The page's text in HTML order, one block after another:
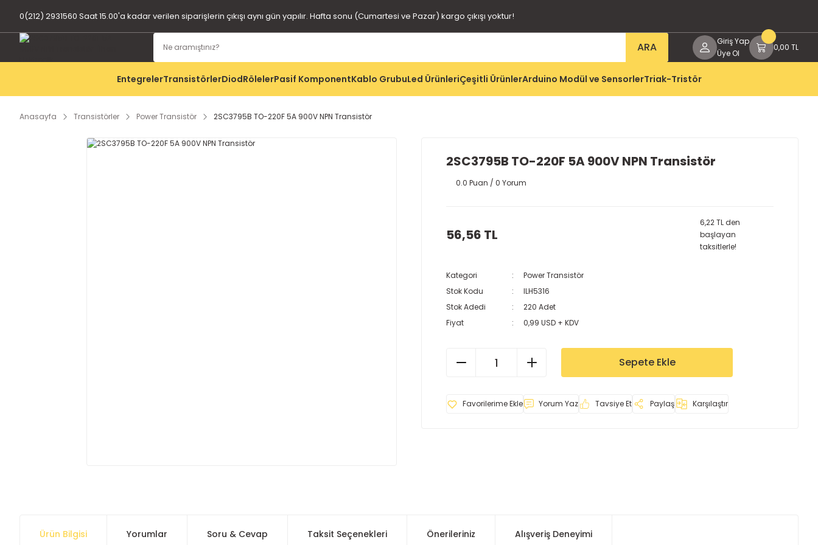
0(212) 2931560 Saat 15.00'a kadar verilen siparişlerin çıkışı aynı gün yapılır. Hafta sonu (Cumartesi ve Pazar) kargo çıkışı yoktur!
ARA
Giriş Yap
Üye Ol
0,00 TL
EntegrelerTransistörlerDiodRölelerPasif KomponentKablo GrubuLed ÜrünleriÇeşitli ÜrünlerArduino Modül ve SensorlerTriak-Tristör
Anasayfa Transistörler Power Transistör 2SC3795B TO-220F 5A 900V NPN Transistör
2SC3795B TO-220F 5A 900V NPN Transistör
0.0 Puan / 0 Yorum
56,56 TL
6,22 TL den
başlayan
taksitlerle!
Kategori
Power Transistör
Stok Kodu
ILH5316
Stok Adedi
220 Adet
Fiyat
0,99 USD + KDV
Sepete Ekle
Yorum Yaz Tavsiye Et Paylaş Karşılaştır
Ürün Bilgisi Yorumlar Soru & Cevap Taksit Seçenekleri Önerileriniz Alışveriş Deneyimi